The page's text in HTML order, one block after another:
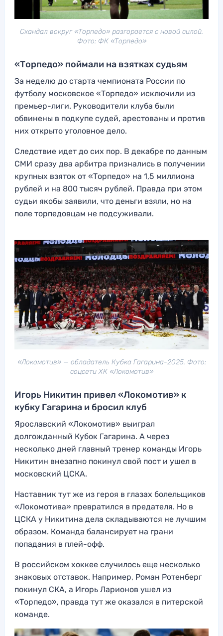
Скандал вокруг «Торпедо» разгорается с новой силой.
Фото: ФК «Торпедо»
«Торпедо» поймали на взятках судьям
За неделю до старта чемпионата России по
футболу московское «Торпедо» исключили из
премьер-лиги. Руководители клуба были
обвинены в подкупе судей, арестованы и против
них открыто уголовное дело.
Следствие идет до сих пор. В декабре по данным
СМИ сразу два арбитра признались в получении
крупных взяток от «Торпедо» на 1,5 миллиона
рублей и на 800 тысяч рублей. Правда при этом
судьи якобы заявили, что деньги взяли, но на
поле торпедовцам не подсуживали.
«Локомотив» — обладатель Кубка Гагарина-2025. Фото:
соцсети ХК «Локомотив»
Игорь Никитин привел «Локомотив» к
кубку Гагарина и бросил клуб
Ярославский «Локомотив» выиграл
долгожданный Кубок Гагарина. А через
несколько дней главный тренер команды Игорь
Никитин внезапно покинул свой пост и ушел в
московский ЦСКА.
Наставник тут же из героя в глазах болельщиков
«Локомотива» превратился в предателя. Но в
ЦСКА у Никитина дела складываются не лучшим
образом. Команда балансирует на грани
попадания в плей-офф.
В российском хоккее случилось еще несколько
знаковых отставок. Например, Роман Ротенберг
покинул СКА, а Игорь Ларионов ушел из
«Торпедо», правда тут же оказался в питерской
команде.